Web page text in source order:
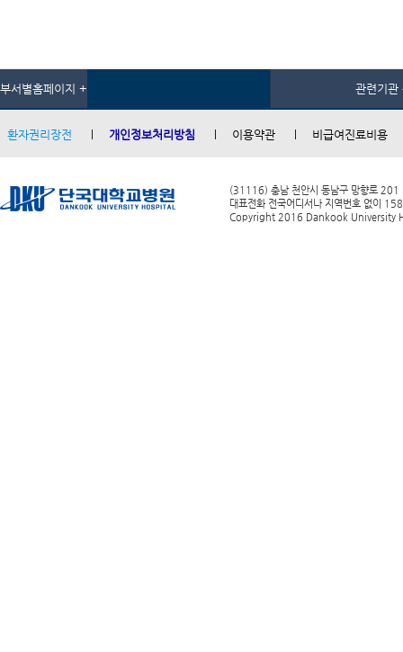
부서별홈페이지 + 관련기관
환자권리장전 개인정보처리방침 이용약관 비급여진료비용
(31116) 충남 천안시 동남구 망향로 201
대표전화 전국어디서나 지역번호 없이
Copyright 2016 Dankook University